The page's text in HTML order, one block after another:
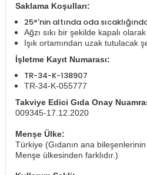
Saklama Koşulları:
25°'nin altında oda
Ağzı sıkı bir şekilde kapalı olarak
Işık ortamından uzak tutulacak
İşletme Kayıt Numarası:
TR-34-K-138907
TR-34-K-055777
Takviye Edici Gıda Onay
009345-17.12.2020
Menşe Ülke:
Türkiye (Gıdanın ana
Menşe ülkesinden farklıdır.)